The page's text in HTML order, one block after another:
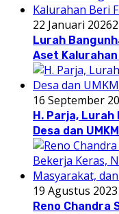
22 Januari 2026
Lurah
Aset Kalurahan
16 September
H. Parja,
Desa dan UMKM
19 Agustus 2023
Reno Chandra